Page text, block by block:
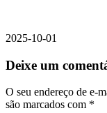
2025-10-01
Deixe um
O seu endereço de e-
são marcados com *